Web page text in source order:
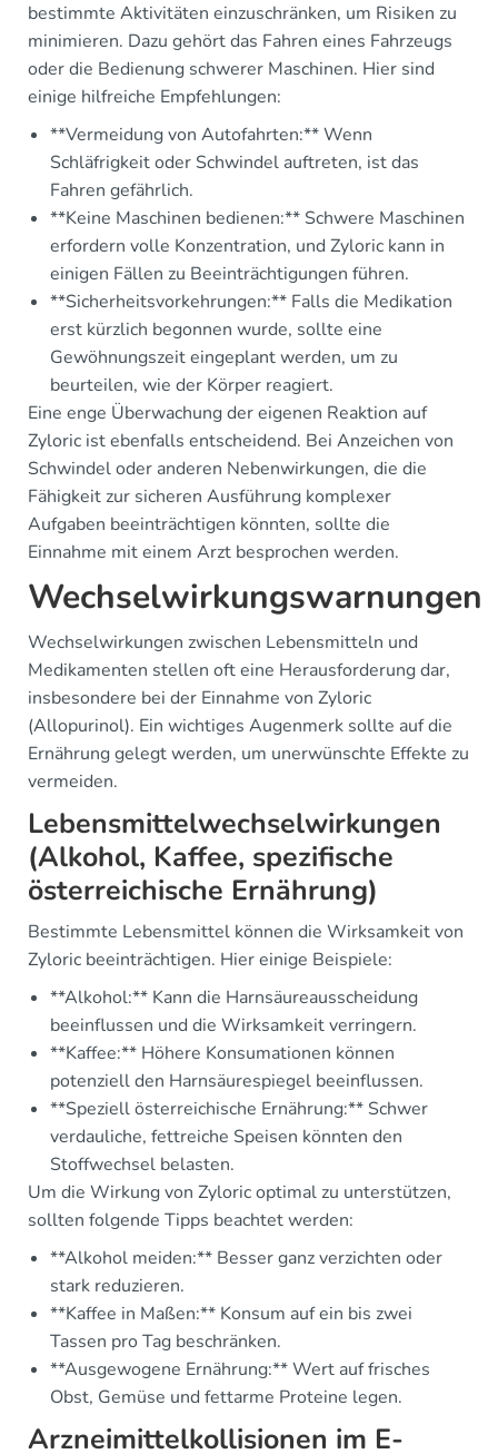
bestimmte Aktivitäten einzuschränken, um Risiken zu
minimieren. Dazu gehört das Fahren eines Fahrzeugs
oder die Bedienung schwerer Maschinen. Hier sind
einige hilfreiche Empfehlungen:
**Vermeidung von Autofahrten:** Wenn
Schläfrigkeit oder Schwindel auftreten, ist das
Fahren gefährlich.
**Keine Maschinen bedienen:** Schwere Maschinen
erfordern volle Konzentration, und Zyloric kann in
einigen Fällen zu Beeinträchtigungen führen.
**Sicherheitsvorkehrungen:** Falls die Medikation
erst kürzlich begonnen wurde, sollte eine
Gewöhnungszeit eingeplant werden, um zu
beurteilen, wie der Körper reagiert.
Eine enge Überwachung der eigenen Reaktion auf
Zyloric ist ebenfalls entscheidend. Bei Anzeichen von
Schwindel oder anderen Nebenwirkungen, die die
Fähigkeit zur sicheren Ausführung komplexer
Aufgaben beeinträchtigen könnten, sollte die
Einnahme mit einem Arzt besprochen werden.
Wechselwirkungswarnungen
Wechselwirkungen zwischen Lebensmitteln und
Medikamenten stellen oft eine Herausforderung dar,
insbesondere bei der Einnahme von Zyloric
(Allopurinol). Ein wichtiges Augenmerk sollte auf die
Ernährung gelegt werden, um unerwünschte Effekte zu
vermeiden.
Lebensmittelwechselwirkungen
(Alkohol, Kaffee, spezifische
österreichische Ernährung)
Bestimmte Lebensmittel können die Wirksamkeit von
Zyloric beeinträchtigen. Hier einige Beispiele:
**Alkohol:** Kann die Harnsäureausscheidung
beeinflussen und die Wirksamkeit verringern.
**Kaffee:** Höhere Konsumationen können
potenziell den Harnsäurespiegel beeinflussen.
**Speziell österreichische Ernährung:** Schwer
verdauliche, fettreiche Speisen könnten den
Stoffwechsel belasten.
Um die Wirkung von Zyloric optimal zu unterstützen,
sollten folgende Tipps beachtet werden:
**Alkohol meiden:** Besser ganz verzichten oder
stark reduzieren.
**Kaffee in Maßen:** Konsum auf ein bis zwei
Tassen pro Tag beschränken.
**Ausgewogene Ernährung:** Wert auf frisches
Obst, Gemüse und fettarme Proteine legen.
Arzneimittelkollisionen im E-